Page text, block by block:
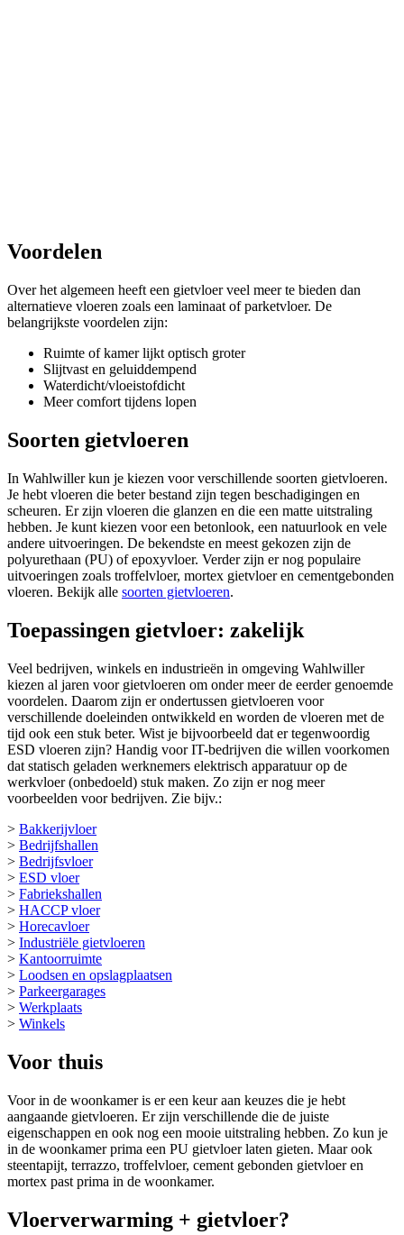
Voordelen
Over het algemeen heeft een gietvloer veel meer te bieden dan
alternatieve vloeren zoals een laminaat of parketvloer. De
belangrijkste voordelen zijn:
Ruimte of kamer lijkt optisch groter
Slijtvast en geluiddempend
Waterdicht/vloeistofdicht
Meer comfort tijdens lopen
Soorten gietvloeren
In Wahlwiller kun je kiezen voor verschillende soorten gietvloeren.
Je hebt vloeren die beter bestand zijn tegen beschadigingen en
scheuren. Er zijn vloeren die glanzen en die een matte uitstraling
hebben. Je kunt kiezen voor een betonlook, een natuurlook en vele
andere uitvoeringen. De bekendste en meest gekozen zijn de
polyurethaan (PU) of epoxyvloer. Verder zijn er nog populaire
uitvoeringen zoals troffelvloer, mortex gietvloer en cementgebonden
vloeren. Bekijk alle soorten gietvloeren.
Toepassingen gietvloer: zakelijk
Veel bedrijven, winkels en industrieën in omgeving Wahlwiller
kiezen al jaren voor gietvloeren om onder meer de eerder genoemde
voordelen. Daarom zijn er ondertussen gietvloeren voor
verschillende doeleinden ontwikkeld en worden de vloeren met de
tijd ook een stuk beter. Wist je bijvoorbeeld dat er tegenwoordig
ESD vloeren zijn? Handig voor IT-bedrijven die willen voorkomen
dat statisch geladen werknemers elektrisch apparatuur op de
werkvloer (onbedoeld) stuk maken. Zo zijn er nog meer
voorbeelden voor bedrijven. Zie bijv.:
> Bakkerijvloer
> Bedrijfshallen
> Bedrijfsvloer
> ESD vloer
> Fabriekshallen
> HACCP vloer
> Horecavloer
> Industriële gietvloeren
> Kantoorruimte
> Loodsen en opslagplaatsen
> Parkeergarages
> Werkplaats
> Winkels
Voor thuis
Voor in de woonkamer is er een keur aan keuzes die je hebt
aangaande gietvloeren. Er zijn verschillende die de juiste
eigenschappen en ook nog een mooie uitstraling hebben. Zo kun je
in de woonkamer prima een PU gietvloer laten gieten. Maar ook
steentapijt, terrazzo, troffelvloer, cement gebonden gietvloer en
mortex past prima in de woonkamer.
Vloerverwarming + gietvloer?